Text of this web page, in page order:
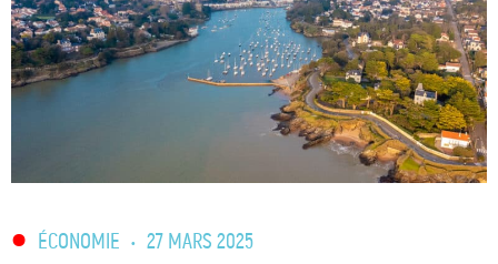
ÉCONOMIE • 27 MARS 2025